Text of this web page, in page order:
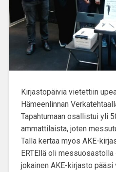
Kirjastopäiviä vietettiin
Hämeenlinnan
Tapahtumaan osallistui yli
ammattilaista, joten
Tällä kertaa myös AKE-
ERTEllä oli
jokainen AKE-kirjasto